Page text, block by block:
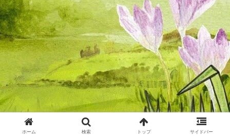
ホーム 検索 トップ サイドバー